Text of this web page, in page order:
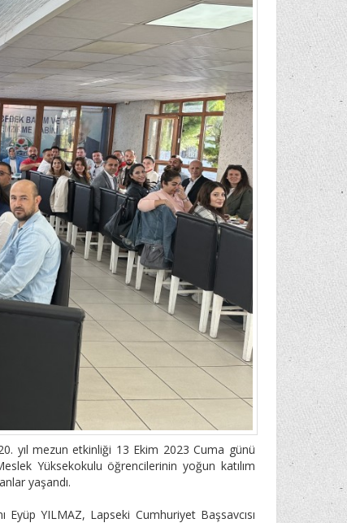
yıl mezun etkinliği 13 Ekim 2023 Cuma günü
Yüksekokulu öğrencilerinin yoğun katılım
yaşandı.
Eyüp YILMAZ, Lapseki Cumhuriyet Başsavcısı